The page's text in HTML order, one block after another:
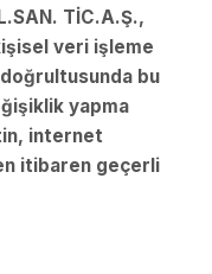
TİC.A.Ş.,
veri işleme
bu
yapma
internet
itibaren geçerli